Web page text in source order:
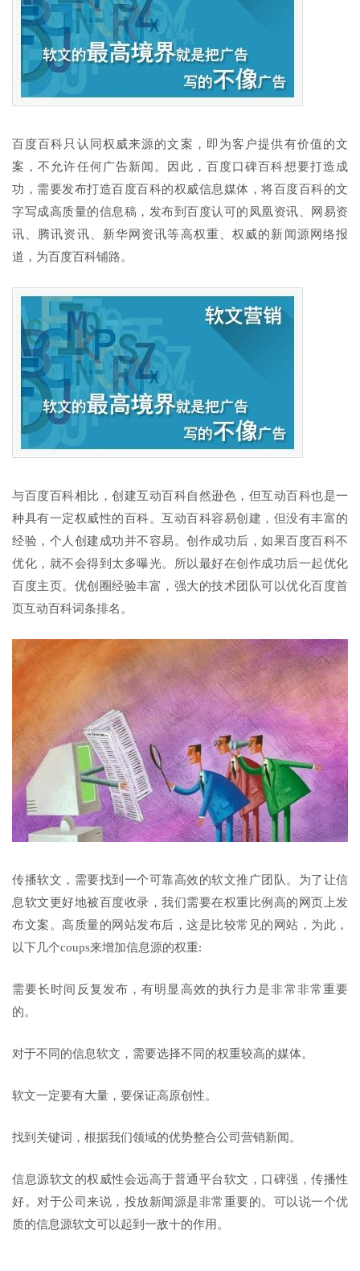
百度百科只认同权威来源的文案，即为客户提供有价值的文
案，不允许任何广告新闻。因此，百度口碑百科想要打造成
功，需要发布打造百度百科的权威信息媒体，将百度百科的文
字写成高质量的信息稿，发布到百度认可的凤凰资讯、网易资
讯、腾讯资讯、新华网资讯等高权重、权威的新闻源网络报
道，为百度百科铺路。
与百度百科相比，创建互动百科自然逊色，但互动百科也是一
种具有一定权威性的百科。互动百科容易创建，但没有丰富的
经验，个人创建成功并不容易。创作成功后，如果百度百科不
优化，就不会得到太多曝光。所以最好在创作成功后一起优化
百度主页。优创圈经验丰富，强大的技术团队可以优化百度首
页互动百科词条排名。
传播软文，需要找到一个可靠高效的软文推广团队。为了让信
息软文更好地被百度收录，我们需要在权重比例高的网页上发
布文案。高质量的网站发布后，这是比较常见的网站，为此，
以下几个coups来增加信息源的权重:
需要长时间反复发布，有明显高效的执行力是非常非常重要
的。
对于不同的信息软文，需要选择不同的权重较高的媒体。
软文一定要有大量，要保证高原创性。
找到关键词，根据我们领域的优势整合公司营销新闻。
信息源软文的权威性会远高于普通平台软文，口碑强，传播性
好。对于公司来说，投放新闻源是非常重要的。可以说一个优
质的信息源软文可以起到一敌十的作用。